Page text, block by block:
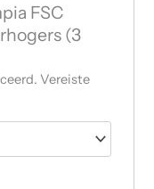
FSC
(3
Vereiste